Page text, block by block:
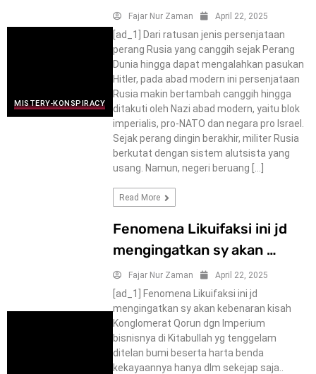
MISTERY-KONSPIRACY
Fajar Nur Zaman April 22, 2025
[ad_1] Dari ratusan jenis persenjataan
perang Rusia yang canggih sejak Perang
Dunia hingga dapat mengalahkan pasukan
Hitler, pada abad modern ini persenjataan
Rusia makin bertambah canggih hingga
ditakuti oleh Nazi abad modern, yaitu blok
imperialis, pro-NATO dan negara pro Israel.
Sejak perang dingin berakhir, militer Rusia
berkutat dengan sistem alutsista yang
usang. Namun, negeri beruang […]
Read More
Fenomena Likuifaksi ini jd
mengingatkan sy akan …
Fajar Nur Zaman April 22, 2025
[ad_1] Fenomena Likuifaksi ini jd
mengingatkan sy akan kebenaran kisah
Konglomerat Qorun dgn Imperium
bisnisnya di Kitabullah yg tenggelam
ditelan bumi beserta harta benda
kekayaannya hanya dlm sekejap saja..